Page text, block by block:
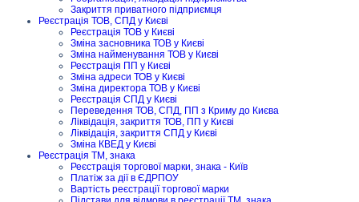
Закриття приватного підприємця
Реєстрація ТОВ, СПД у Києві
Реєстрація ТОВ у Києві
Зміна засновника ТОВ у Києві
Зміна найменування ТОВ у Києві
Реєстрація ПП у Києві
Зміна адреси ТОВ у Києві
Зміна директора ТОВ у Києві
Реєстрація СПД у Києві
Переведення ТОВ, СПД, ПП з Криму до Києва
Ліквідація, закриття ТОВ, ПП у Києві
Ліквідація, закриття СПД у Києві
Зміна КВЕД у Києві
Реєстрація ТМ, знака
Реєстрація торгової марки, знака - Київ
Платіж за дії в ЄДРПОУ
Вартість реєстрації торгової марки